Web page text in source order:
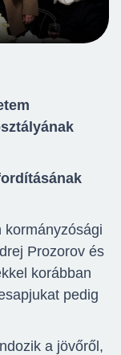
kormányzósági
Prozorov és
korábban
pedig
a jövőről,